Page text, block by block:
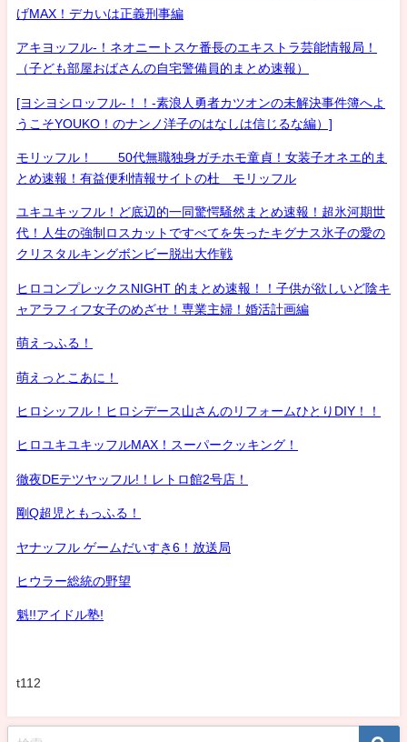
げMAX！デカいは正義刑事編
アキヨッフル-！ネオニートスケ番長のエキストラ芸能情報局！
（子ども部屋おばさんの自宅警備員的まとめ速報）
[ヨシヨシロッフル-！！-素浪人勇者カツオンの未解決事件簿へよ
うこそYOUKO！のナンノ洋子のはなしは信じるな編）]
モリッフル！ 50代無職独身ガチホモ童貞！女装子オネエ的ま
とめ速報！有益便利情報サイトの杜 モリッフル
ユキユキッフル！ど底辺的一同驚愕騒然まとめ速報！超氷河期世
代！人生の強制ロスカットですべてを失ったキグナス氷子の愛の
クリスタルキングボンビー脱出大作戦
ヒロコンプレックスNIGHT 的まとめ速報！！子供が欲しいど陰キ
ャアラフィフ女子のめざせ！専業主婦！婚活計画編
萌えっふる！
萌えっとこあに！
ヒロシッフル！ヒロシデース山さんのリフォームひとりDIY！！
ヒロユキユキッフルMAX！スーパークッキング！
徹夜DEテツヤッフル!！レトロ館2号店！
剛Q超児ともっふる！
ヤナッフル ゲームだいすき6！放送局
ヒウラー総統の野望
魁!!アイドル塾!
t112